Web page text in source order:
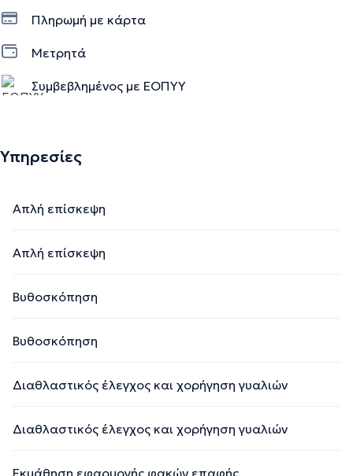
Πληρωμή με κάρτα
Μετρητά
Συμβεβλημένος με ΕΟΠΥΥ
Υπηρεσίες
Απλή επίσκεψη
Απλή επίσκεψη
Βυθοσκόπηση
Βυθοσκόπηση
Διαθλαστικός έλεγχος και χορήγηση γυαλιών
Διαθλαστικός έλεγχος και χορήγηση γυαλιών
Εκμάθηση εφαρμογής φακών επαφής